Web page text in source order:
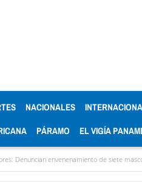
NACIONALES
PÁRAMO EL VIGÍA
de siete mascotas en El Rincón de